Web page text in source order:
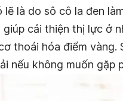
lẽ là do sô cô la đen
cải thiện thị lực ở
thoái hóa điểm vàng.
nếu không muốn gặp